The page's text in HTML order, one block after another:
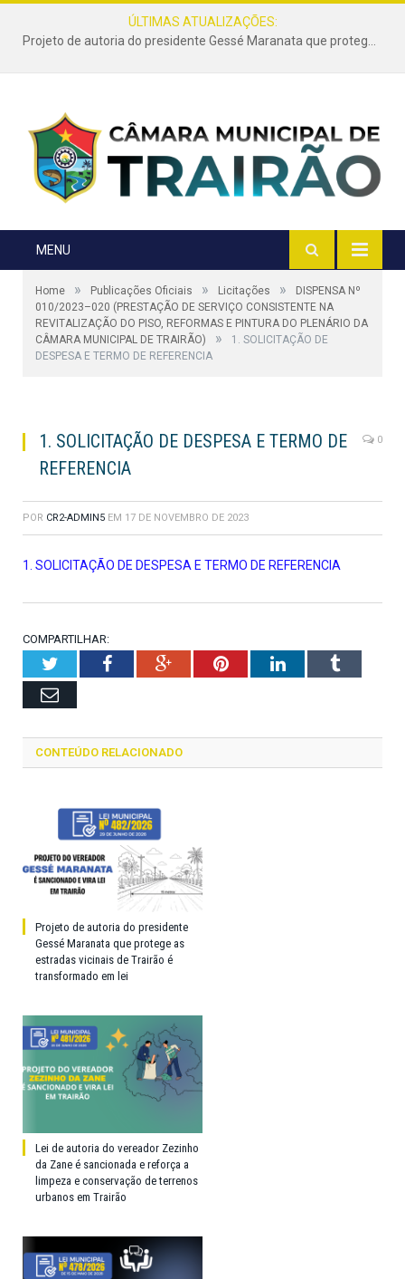
ÚLTIMAS ATUALIZAÇÕES:
Projeto de autoria do presidente Gessé Maranata que protege as estradas vicinais de Trairão é transformado em lei
MENU
Home » Publicações Oficiais » Licitações »
DISPENSA Nº
010/2023–020 (PRESTAÇÃO DE SERVIÇO CONSISTENTE NA
REVITALIZAÇÃO DO PISO, REFORMAS E PINTURA DO PLENÁRIO DA
CÂMARA MUNICIPAL DE TRAIRÃO)
»
1. SOLICITAÇÃO DE
DESPESA E TERMO DE REFERENCIA
1. SOLICITAÇÃO DE DESPESA E TERMO DE
REFERENCIA
0
POR CR2-ADMIN5 EM 17 DE NOVEMBRO DE 2023
1. SOLICITAÇÃO DE DESPESA E TERMO DE REFERENCIA
COMPARTILHAR:
TwitterFacebookGoogle+PinterestLinkedInTumblr
Email
CONTEÚDO RELACIONADO
Projeto de autoria do presidente
Gessé Maranata que protege as
estradas vicinais de Trairão é
transformado em lei
Lei de autoria do vereador Zezinho
da Zane é sancionada e reforça a
limpeza e conservação de terrenos
urbanos em Trairão